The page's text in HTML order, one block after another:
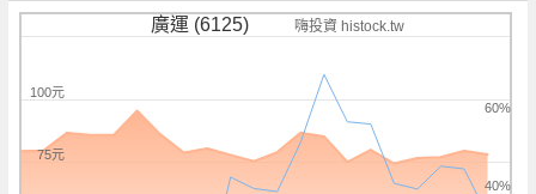
廣運 (6125) 嗨投資 histock.tw
40%
60%
75元
100元